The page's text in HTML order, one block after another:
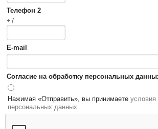
Телефон 2
+7
E-mail
Согласие на обработку персональных
Нажимая «Отправить», вы принимаетеусловия
персональных данных